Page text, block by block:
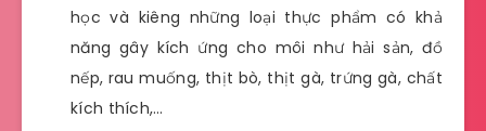
học và kiêng những loại thực phẩm có khả
năng gây kích ứng cho môi như hải sản, đồ
nếp, rau muống, thịt bò, thịt gà, trứng gà, chất
kích thích,…